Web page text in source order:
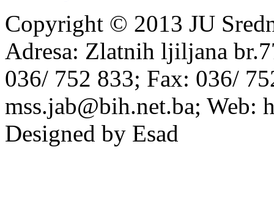
Copyright © 2013 JU
Adresa: Zlatnih ljiljana
036/ 752 833; Fax: 036/
mss.jab@bih.net.ba; Web:
Designed by Esad